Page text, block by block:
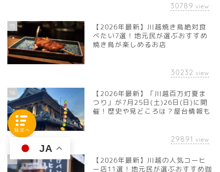
30789 view
15
【2026年最新】川越焼き鳥絶対食
べたい7選！地元民が選ぶおすすめ
焼き鳥が楽しめるお店
30232 view
16
【2026年最新】「川越百万灯夏ま
つり」が7月25日(土)26日(日)に開
催！歴史や見どころは？屋台情報も
29891 view
17
【2026年最新】川越の人気コーヒ
ー店11選！地元民が選ぶおすすめ珈
JA
目次へ